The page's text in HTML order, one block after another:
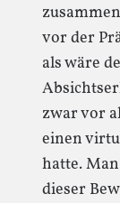
vor der
als wäre
zwar vor
einen
hatte.
dieser